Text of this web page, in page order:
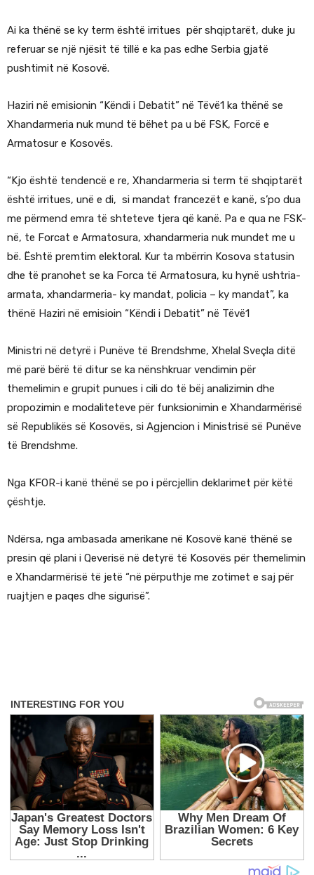
Ai ka thënë se ky term është irritues për shqiptarët, duke ju
referuar se një njësit të tillë e ka pas edhe Serbia gjatë
pushtimit në Kosovë.
Haziri në emisionin “Këndi i Debatit” në Tëvë1 ka thënë se
Xhandarmeria nuk mund të bëhet pa u bë FSK, Forcë e
Armatosur e Kosovës.
“Kjo është tendencë e re, Xhandarmeria si term të shqiptarët
është irritues, unë e di, si mandat francezët e kanë, s’po dua
me përmend emra të shteteve tjera që kanë. Pa e qua ne FSK-
në, te Forcat e Armatosura, xhandarmeria nuk mundet me u
bë. Është premtim elektoral. Kur ta mbërrin Kosova statusin
dhe të pranohet se ka Forca të Armatosura, ku hynë ushtria-
armata, xhandarmeria- ky mandat, policia – ky mandat”, ka
thënë Haziri në emisioin “Këndi i Debatit” në Tëvë1
Ministri në detyrë i Punëve të Brendshme, Xhelal Sveçla ditë
më parë bërë të ditur se ka nënshkruar vendimin për
themelimin e grupit punues i cili do të bëj analizimin dhe
propozimin e modaliteteve për funksionimin e Xhandarmërisë
së Republikës së Kosovës, si Agjencion i Ministrisë së Punëve
të Brendshme.
Nga KFOR-i kanë thënë se po i përcjellin deklarimet për këtë
çështje.
Ndërsa, nga ambasada amerikane në Kosovë kanë thënë se
presin që plani i Qeverisë në detyrë të Kosovës për themelimin
e Xhandarmërisë të jetë “në përputhje me zotimet e saj për
ruajtjen e paqes dhe sigurisë”.